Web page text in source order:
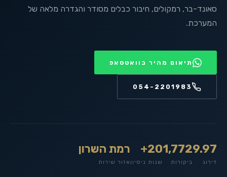
סאונד-בר, רמקולים, חיבור כבלים מסודר והגדרה מלאה של
המערכת.
תיאום מהיר בוואטסאפ
054-2201983
9.97
דירוג
1,772
ביקורות
20+
שנות ניסיון
רמת השרון
אזור שירות